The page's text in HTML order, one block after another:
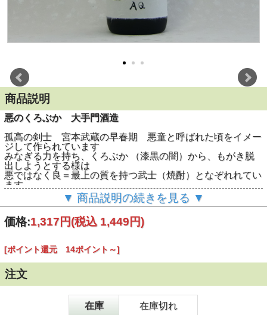
商品説明
悪のくろぶか 大手門酒造
孤高の剣士 宮本武蔵の早春期 悪童と呼ばれた頃をイメー
ジして作られています
みなぎる力を持ち、くろぶか （漆黒の闇）から、もがき脱
出しようとする様は
悪ではなく良＝最上の質を持つ武士（焼酎）となぞれれてい
ます
悪童を表現するため麦１００％、黒麹仕込、アルコール２８
度、八分無濾過で仕上げられています
コクのあるゆったり濃い味、麦を焦がしたような風味が後口
宮崎 大手門酒造 麦100％ 八分無濾過 アルコール２
８度 容量720ｍｌ
▼ 商品説明の続きを見る ▼
価格:1,317円(税込 1,449円)
[ポイント還元 14ポイント～]
注文
在庫 在庫切れ